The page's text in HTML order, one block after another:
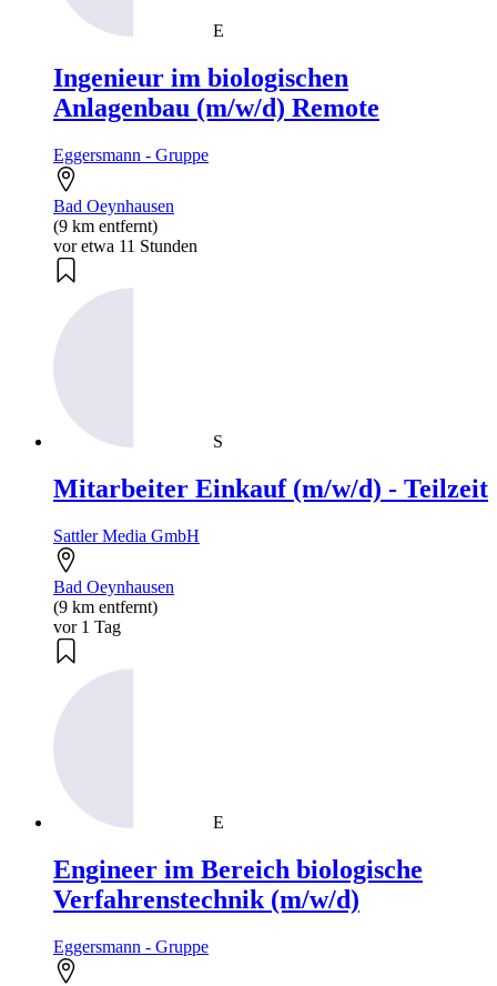
E
Ingenieur im biologischen
Anlagenbau (m/w/d) Remote
Eggersmann - Gruppe
Bad Oeynhausen
(9 km entfernt)
vor etwa 11 Stunden
S
Mitarbeiter Einkauf (m/w/d) - Teilzeit
Sattler Media GmbH
Bad Oeynhausen
(9 km entfernt)
vor 1 Tag
E
Engineer im Bereich biologische
Verfahrenstechnik (m/w/d)
Eggersmann - Gruppe